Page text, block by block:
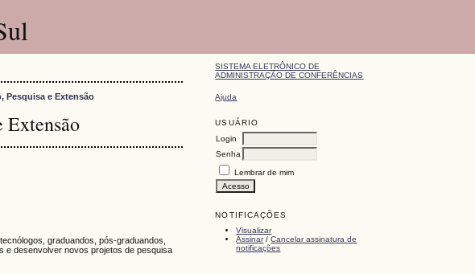
SISTEMA ELETRÔNICO DE
ADMINISTRAÇÃO DE CONFERÊNCIAS
Ajuda
USUÁRIO
Login
Senha
Lembrar de mim
NOTIFICAÇÕES
Visualizar
Assinar/Cancelar assinatura de
notificações
Pesquisa e Extensão
graduandos, pós-graduandos,
e desenvolver novos projetos de pesquisa